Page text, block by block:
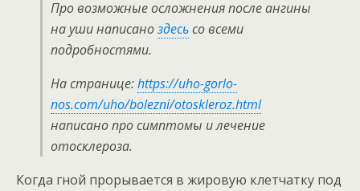
Про возможные осложнения после ангины
на уши написаноздесьсо всеми
подробностями.
На странице:https://uho-gorlo-
nos.com/uho/bolezni/otoskleroz.html
написано про симптомы и лечение
отосклероза.
Когда гной прорывается в жировую клетчатку под